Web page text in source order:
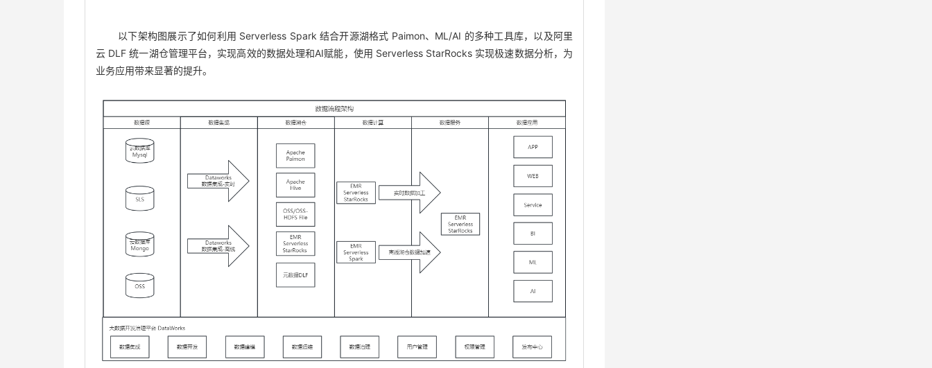
以下架构图展示了如何利用 Serverless Spark 结合开源湖格式 Paimon、ML/AI 的多种工具库，以及阿里
云 DLF 统一湖仓管理平台，实现高效的数据处理和AI赋能，使用 Serverless StarRocks 实现极速数据分析，为
业务应用带来显著的提升。